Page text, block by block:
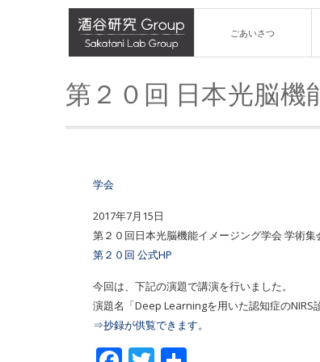
ごあいさつ
第２０回 日本光脳機
学会
2017年7月15日
第２０回日本光脳機能イメージング学会 学術集
第２０回 公式HP
今回は、下記の演題で講演を行いました。
演題名「Deep Learningを用いた認知症のNIRS
⇒抄録が供覧できます。